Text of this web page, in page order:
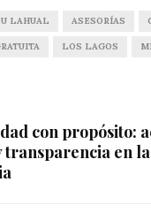
LAHUAL ASESORÍAS
LOS LAGOS
con propósito:
transparencia en